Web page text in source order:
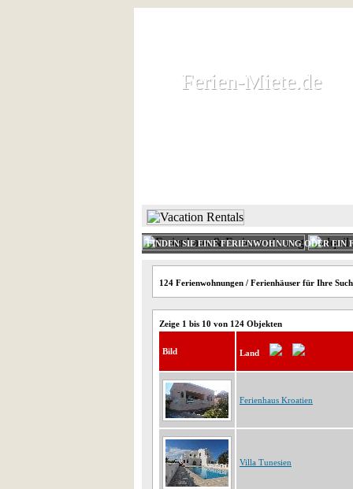
Ferien-Miete.de
Ferien-Miete.de
FINDEN SIE EINE FERIENWOHNUNG ODER EIN
124 Ferienwohnungen / Ferienhäuser für Ihre
Zeige 1 bis 10 von 124 Objekten
Bild Land
Ferienhaus Kroatien
Villa Tunesien